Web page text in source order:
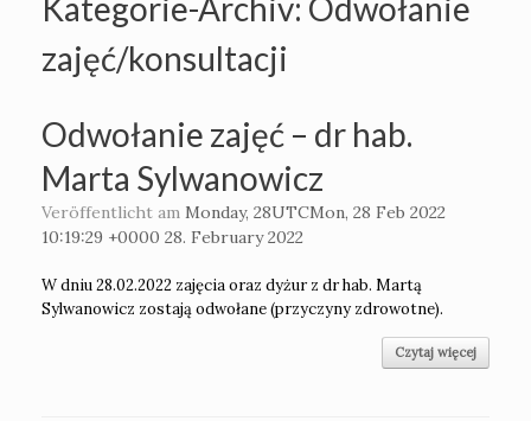
Kategorie-Archiv: Odwołanie
zajęć/konsultacji
Odwołanie zajęć – dr hab.
Marta Sylwanowicz
Veröffentlicht am Monday, 28UTCMon, 28 Feb 2022
10:19:29 +0000 28. February 2022
W dniu 28.02.2022 zajęcia oraz dyżur z dr hab. Martą
Sylwanowicz zostają odwołane (przyczyny zdrowotne).
Czytaj więcej